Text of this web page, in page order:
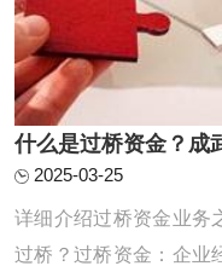
什么是过桥资金？成
2025-03-25
详细介绍过桥资金业务
过桥？过桥资金：企业